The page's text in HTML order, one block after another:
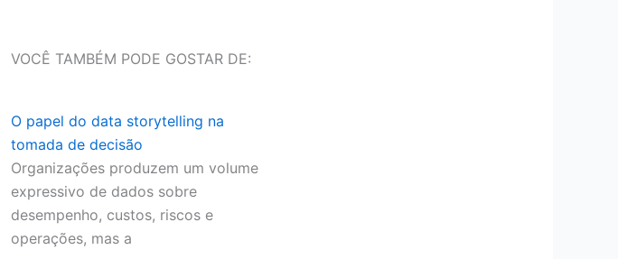
VOCÊ TAMBÉM PODE GOSTAR DE:
O papel do data storytelling na
tomada de decisão
Organizações produzem um volume
expressivo de dados sobre
desempenho, custos, riscos e
operações, mas a